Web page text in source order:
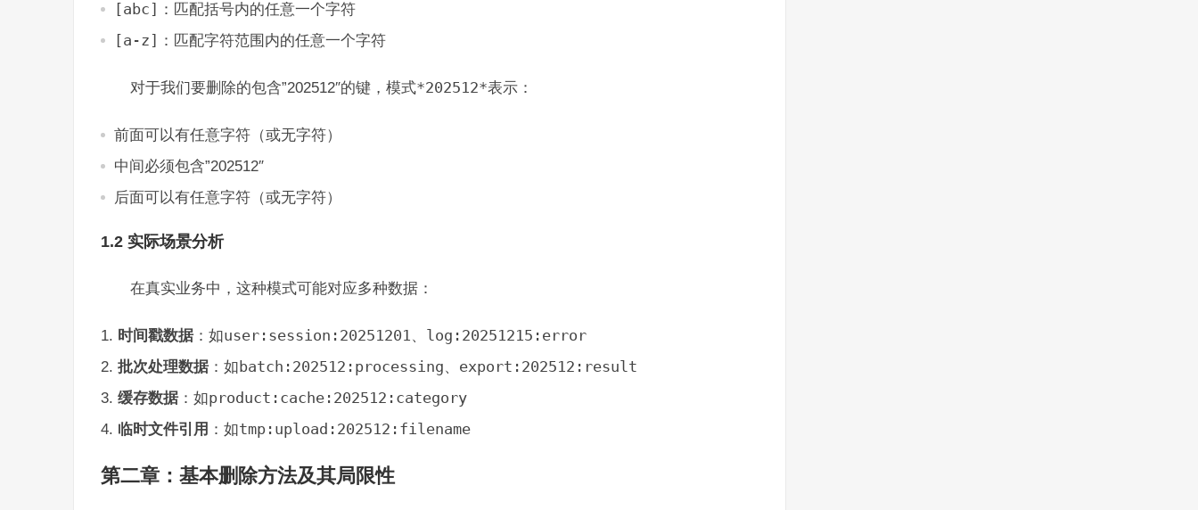
[abc] ：匹配括号内的任意一个字符
[a-z] ：匹配字符范围内的任意一个字符
对于我们要删除的包含”202512″的键，模式*202512*表示：
前面可以有任意字符（或无字符）
中间必须包含”202512″
后面可以有任意字符（或无字符）
1.2 实际场景分析
在真实业务中，这种模式可能对应多种数据：
时间戳数据 ：如user:session:20251201、 log:20251215:error
批次处理数据 ：如 batch:202512:processing、 export:202512:result
缓存数据 ：如product:cache:202512:category
临时文件引用 ：如tmp:upload:202512:filename
第二章：基本删除方法及其局限性